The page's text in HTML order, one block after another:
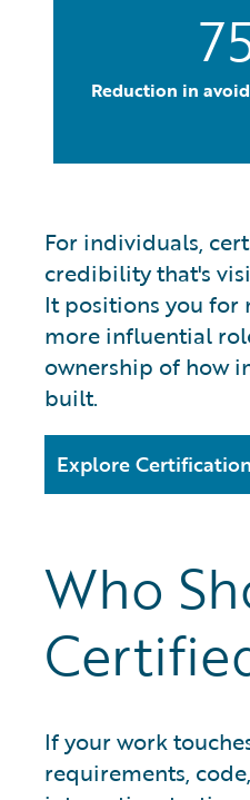
Reduction in
For individuals,
credibility that's
It positions you for
more influential
ownership of how
built.
Explore
Who
If your work
requirements,